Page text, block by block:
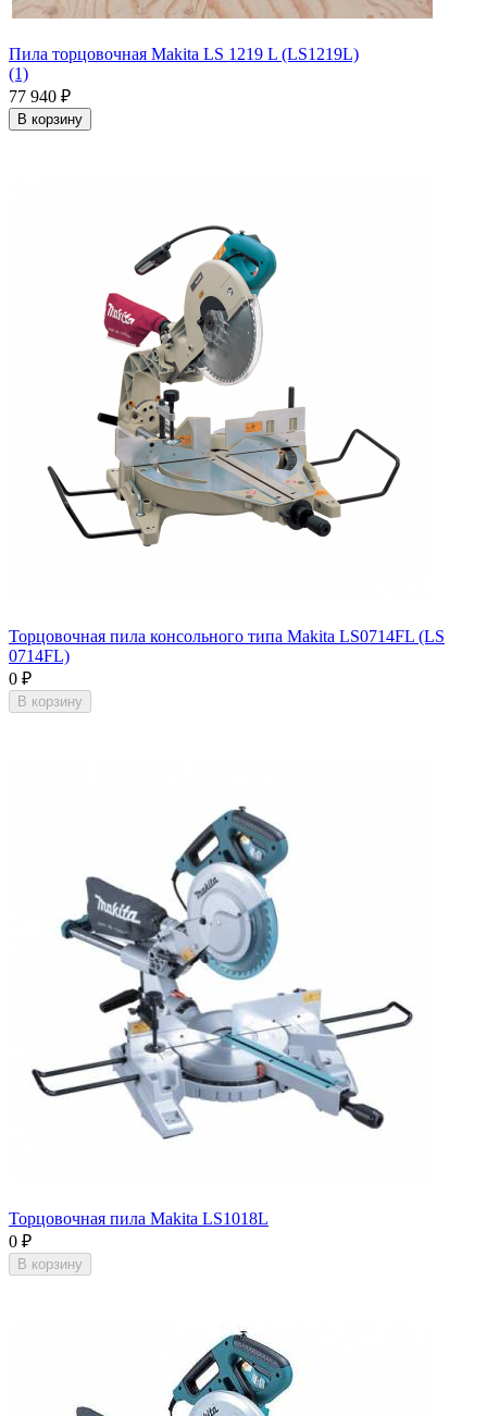
Пила торцовочная Makita LS 1219 L (LS1219L)
(1)
77 940 ₽
В корзину
Торцовочная пила консольного типа Makita LS0714FL (LS
0714FL)
0 ₽
В корзину
Торцовочная пила Makita LS1018L
0 ₽
В корзину